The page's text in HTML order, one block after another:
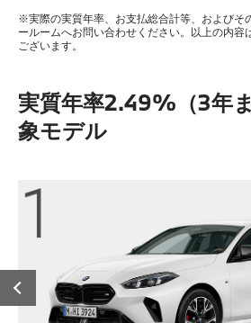
※実際の実質年率、お支払総合計等、およびそ
ールームへお問い合わせください。以上の内容
ございます。
実質年率2.49%（3年
象モデル